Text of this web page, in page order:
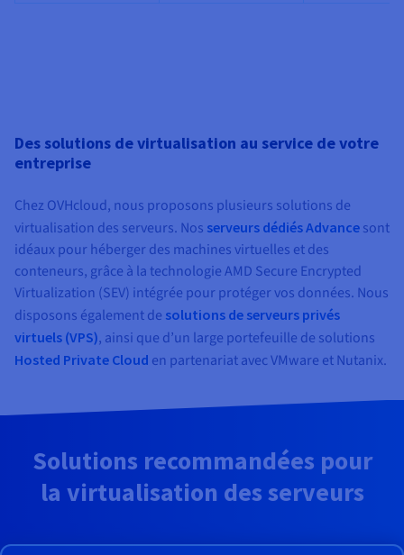
Des solutions de virtualisation au service de votre
entreprise
Chez OVHcloud, nous proposons plusieurs solutions de
virtualisation des serveurs. Nos serveurs dédiés Advance sont
idéaux pour héberger des machines virtuelles et des
conteneurs, grâce à la technologie AMD Secure Encrypted
Virtualization (SEV) intégrée pour protéger vos données. Nous
disposons également de solutions de serveurs privés
virtuels (VPS), ainsi que d’un large portefeuille de solutions
Hosted Private Cloud en partenariat avec VMware et Nutanix.
Solutions recommandées pour
la virtualisation des serveurs